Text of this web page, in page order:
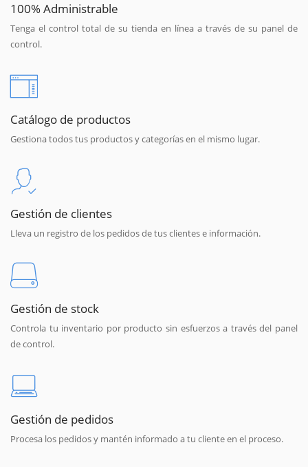
100% Administrable
Tenga el control total de su tienda en línea a través de su panel de
control.
Catálogo de productos
Gestiona todos tus productos y categorías en el mismo lugar.
Gestión de clientes
Lleva un registro de los pedidos de tus clientes e información.
Gestión de stock
Controla tu inventario por producto sin esfuerzos a través del panel
de control.
Gestión de pedidos
Procesa los pedidos y mantén informado a tu cliente en el proceso.